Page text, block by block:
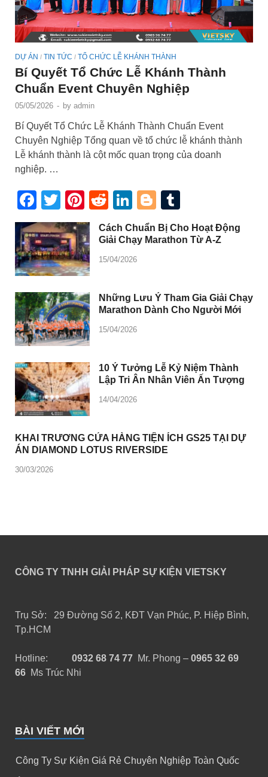
DỰ ÁN / TIN TỨC / TỔ CHỨC LỄ KHÁNH THÀNH
Bí Quyết Tổ Chức Lễ Khánh Thành
Chuẩn Event Chuyên Nghiệp
05/05/2026 - by admin
Bí Quyết Tổ Chức Lễ Khánh Thành Chuẩn Event
Chuyên Nghiệp Tổng quan về tổ chức lễ khánh thành
Lễ khánh thành là cột mốc quan trọng của doanh
nghiệp. …
Facebook
Twitter
Pinterest
RedditLinkedIn
Blogger
Cách Chuẩn Bị Cho Hoạt Động
Giải Chạy Marathon Từ A-Z
15/04/2026
Những Lưu Ý Tham Gia Giải Chạy
Marathon Dành Cho Người Mới
15/04/2026
10 Ý Tưởng Lễ Kỷ Niệm Thành
Lập Tri Ân Nhân Viên Ấn Tượng
14/04/2026
KHAI TRƯƠNG CỬA HÀNG TIỆN ÍCH GS25 TẠI DỰ
ÁN DIAMOND LOTUS RIVERSIDE
30/03/2026
CÔNG TY TNHH GIẢI PHÁP SỰ KIỆN VIETSKY
Trụ Sở: 29 Đường Số 2, KĐT Vạn Phúc, P. Hiệp Bình,
Tp.HCM
Hotline: 0932 68 74 77 Mr. Phong – 0965 32 69
66 Ms Trúc Nhi
BÀI VIẾT MỚI
Công Ty Sự Kiện Giá Rẻ Chuyên Nghiệp Toàn Quốc